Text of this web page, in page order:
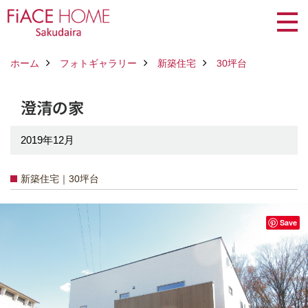
ホーム フォトギャラリー 新築住宅 30坪台
澄清の家
2019年12月
新築住宅｜30坪台
Save